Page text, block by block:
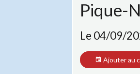
Pique-
Le 04/09/
Ajouter au